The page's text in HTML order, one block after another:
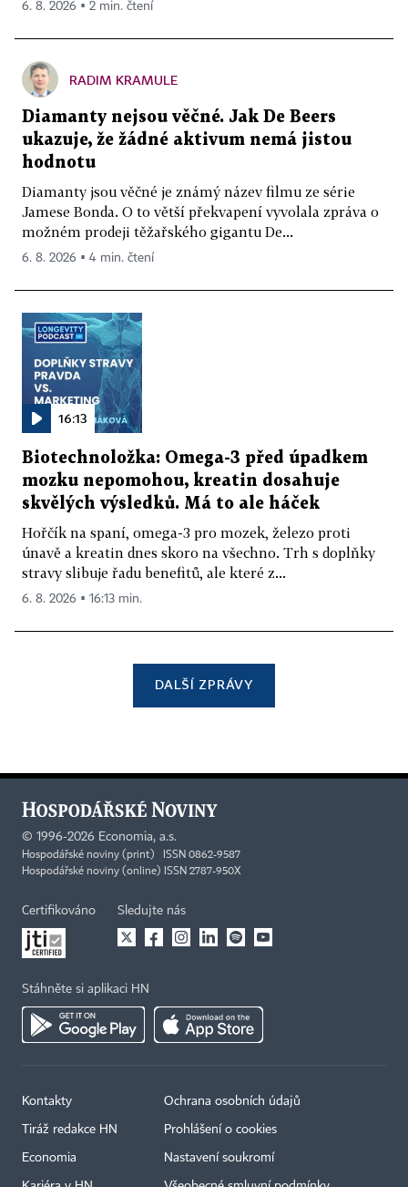
6. 8. 2026 ▪ 2 min. čtení
RADIM KRAMULE
Diamanty nejsou věčné. Jak De Beers
ukazuje, že žádné aktivum nemá jistou
hodnotu
Diamanty jsou věčné je známý název filmu ze série
Jamese Bonda. O to větší překvapení vyvolala zpráva o
možném prodeji těžařského gigantu De...
6. 8. 2026 ▪ 4 min. čtení
16:13
Biotechnoložka: Omega-3 před úpadkem
mozku nepomohou, kreatin dosahuje
skvělých výsledků. Má to ale háček
Hořčík na spaní, omega-3 pro mozek, železo proti
únavě a kreatin dnes skoro na všechno. Trh s doplňky
stravy slibuje řadu benefitů, ale které z...
6. 8. 2026 ▪ 16:13 min.
DALŠÍ ZPRÁVY
© 1996-2026 Economia, a.s.
Hospodářské noviny (print) ISSN 0862-9587
Hospodářské noviny (online) ISSN 2787-950X
Certifikováno Sledujte nás
Stáhněte si aplikaci HN
Kontakty
Tiráž redakce HN
Economia
Ochrana osobních údajů
Prohlášení o cookies
Nastavení soukromí